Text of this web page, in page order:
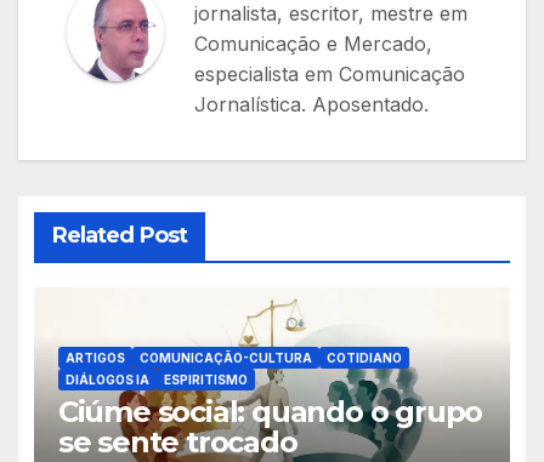
jornalista, escritor, mestre em
Comunicação e Mercado,
especialista em Comunicação
Jornalística. Aposentado.
Related Post
ARTIGOS COMUNICAÇÃO-CULTURA
COTIDIANO
DIÁLOGOS IA
ESPIRITISMO
Ciúme social: quando o grupo
se sente trocado